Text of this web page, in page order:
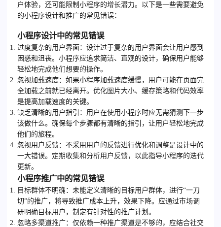
户体验，还可能限制小程序的增长潜力。以下是一些需要避免
的小程序设计和推广的常见错误：
小程序设计中的常见错误
过度复杂的用户界面 ：设计过于复杂的用户界面会让用户感到
困惑和沮丧。小程序应追求简洁、直观的设计，确保用户能够
轻松地完成他们想要的操作。
忽视加载速度：如果小程序加载速度缓慢，用户可能在页面完
全加载之前就已经离开。优化图片大小、缓存策略和代码效率
是提高加载速度的关键。
缺乏清晰的用户指引 ：用户在使用小程序时应无需猜测下一步
该做什么。确保每个步骤都有清晰的指引，让用户轻松地完成
他们的旅程。
忽视用户反馈：不采用用户的反馈进行优化和调整是设计中的
一大错误。定期收集和分析用户反馈，以此指导小程序的迭代
更新。
小程序推广中的常见错误
目标群体不明确 ：未能定义清晰的目标用户群体，进行“一刀
切”的推广，将导致推广成本上升，效果下降。应通过市场调
研明确目标用户，制定有针对性的推广计划。
忽略多渠道推广：仅依赖一种推广渠道是不够的，应结合社交